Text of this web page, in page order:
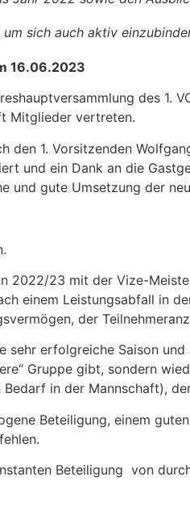
sich auch aktiv
16.06.2023
des 1.
Mitglieder vertreten.
den 1. Vorsitzenden
und ein Dank an die
und gute Umsetzung der
2022/23 mit der Vize-
einem Leistungsabfall in
der
sehr erfolgreiche Saison
Gruppe gibt, sondern
in der Mannschaft),
Beteiligung, einem
Beteiligung von